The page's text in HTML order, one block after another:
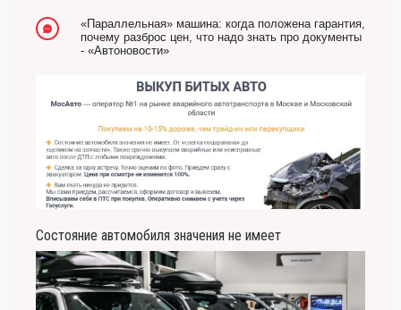
«Параллельная» машина: когда положена гарантия,
почему разброс цен, что надо знать про документы
- «Автоновости»
Состояние автомобиля значения не имеет